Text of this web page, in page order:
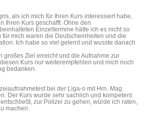
als ich mich für Ihren Kurs interessiert habe,
Ihren Kurs geschafft. Ohne den
Einzeltermine hätte ich es nicht so
für mich waren die Deutscheinheiten und die
Ich habe so viel gelernt und wusste danach
großes Ziel erreicht und die Aufnahme zur
Kurs nur weiterempfehlen und mich noch
bedanken.
bei der Liga-o mit Hrn. Mag.
Der Kurs wurde sehr sachlich und kompetent
zur Polizei zu gehen, würde ich raten,
machen.